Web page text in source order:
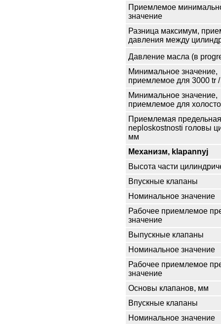
Приемлемое
значение
Разница максимум,
давления между
Давление масла (в
Минимальное значение,
приемлемое для 3000 tr
Минимальное значение,
приемлемое для
Приемлемая
neploskostnosti головы
мм
Механизм, klapannyj
Высота части
Впускные клапаны
Номинальное значение
Рабочее приемлемое
значение
Выпускные клапаны
Номинальное значение
Рабочее приемлемое
значение
Основы клапанов, мм
Впускные клапаны
Номинальное значение